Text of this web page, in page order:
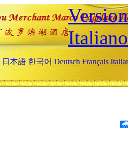
Italiano
日本語 한국어 Deutsch Français